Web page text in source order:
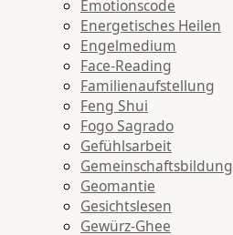
Emotionscode
Energetisches Heilen
Engelmedium
Face-Reading
Familienaufstellung
Feng Shui
Fogo Sagrado
Gefühlsarbeit
Gemeinschaftsbildung
Geomantie
Gesichtslesen
Gewürz-Ghee